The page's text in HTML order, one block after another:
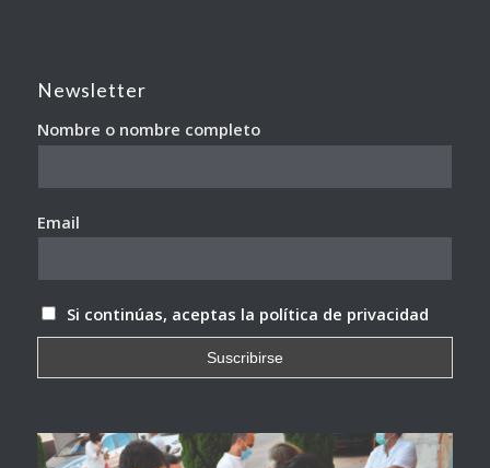
Newsletter
Nombre o nombre completo
Email
Si continúas, aceptas la política de privacidad